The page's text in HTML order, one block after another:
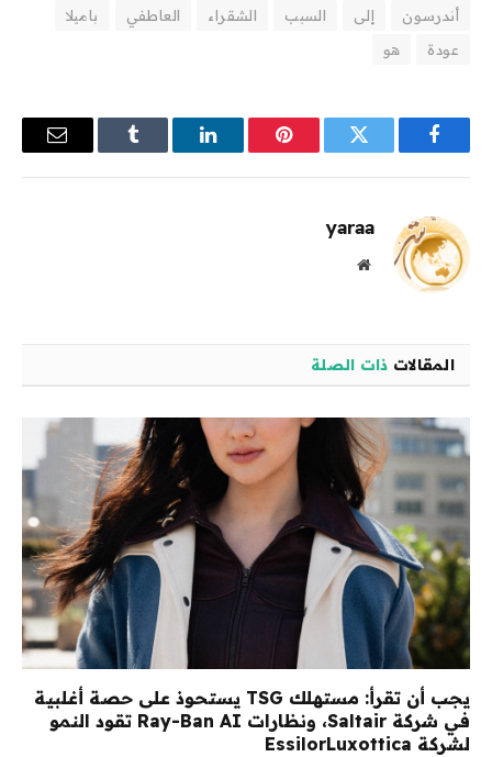
أندرسون إلى السبب الشقراء العاطفي
باميلا
عودة
هو
فيسبوك تويتر بينتيريستلينكدإن Tumblr
البريد
yaraa
موقع
المقالات ذات الصلة
يجب أن تقرأ: مستهلك TSG يستحوذ على حصة أغلبية
في شركة Saltair، ونظارات Ray-Ban AI تقود النمو
لشركة EssilorLuxottica